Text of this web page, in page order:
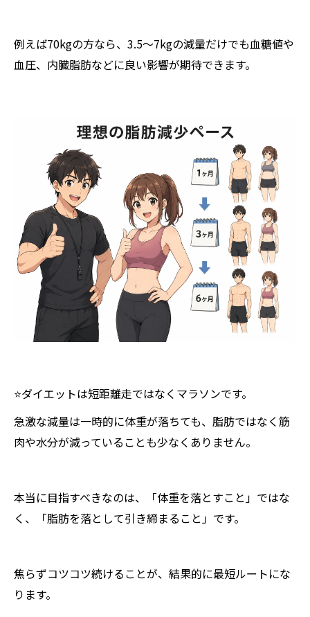
例えば70kgの方なら、3.5〜7kgの減量だけでも血糖値や
血圧、内臓脂肪などに良い影響が期待できます。
⭐️ダイエットは短距離走ではなくマラソンです。
急激な減量は一時的に体重が落ちても、脂肪ではなく筋
肉や水分が減っていることも少なくありません。
本当に目指すべきなのは、「体重を落とすこと」ではな
く、「脂肪を落として引き締まること」です。
焦らずコツコツ続けることが、結果的に最短ルートにな
ります。